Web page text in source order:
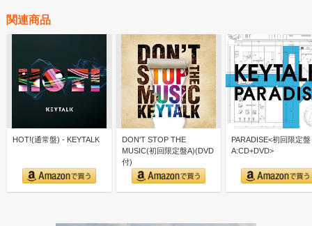
関連商品
HOT!(通常盤) - KEYTALK
DON'T STOP THE
MUSIC(初回限定盤A)(DVD
付)
PARADISE<初回限定盤
A:CD+DVD>